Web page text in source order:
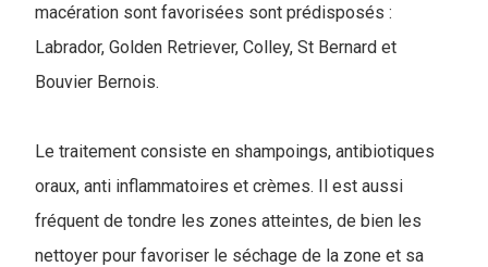
macération sont favorisées sont prédisposés :
Labrador, Golden Retriever, Colley, St Bernard et
Bouvier Bernois.
Le traitement consiste en shampoings, antibiotiques
oraux, anti inflammatoires et crèmes. Il est aussi
fréquent de tondre les zones atteintes, de bien les
nettoyer pour favoriser le séchage de la zone et sa